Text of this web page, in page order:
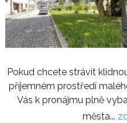
Pokud chcete strávit
příjemném prostředí
Vás k pronájmu plně
města...